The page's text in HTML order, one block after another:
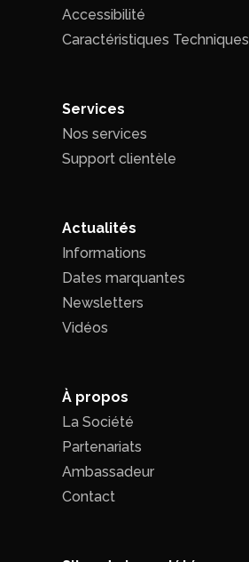
Accessibilité
Caractéristiques Techniques
Services
Nos services
Support clientèle
Actualités
Informations
Dates marquantes
Newsletters
Vidéos
À propos
La Société
Partenariats
Ambassadeur
Contact